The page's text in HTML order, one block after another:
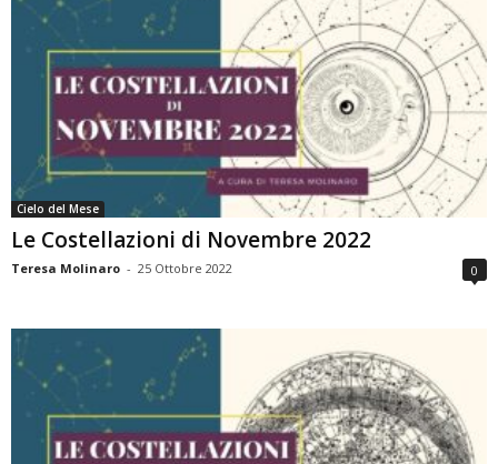
Cielo del Mese
Le Costellazioni di Novembre 2022
Teresa Molinaro - 25 Ottobre 2022 0